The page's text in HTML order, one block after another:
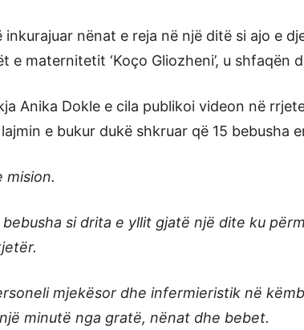
inkurajuar nënat e reja në një ditë si ajo e
e maternitetit ‘Koço Gliozheni’, u shfaqën
Anika Dokle e cila publikoi videon në
e bukur dukë shkruar që 15 bebusha
mision.
bebusha si drita e yllit gjatë një dite ku
mjekësor dhe infermieristik në
minutë nga gratë, nënat dhe bebet.